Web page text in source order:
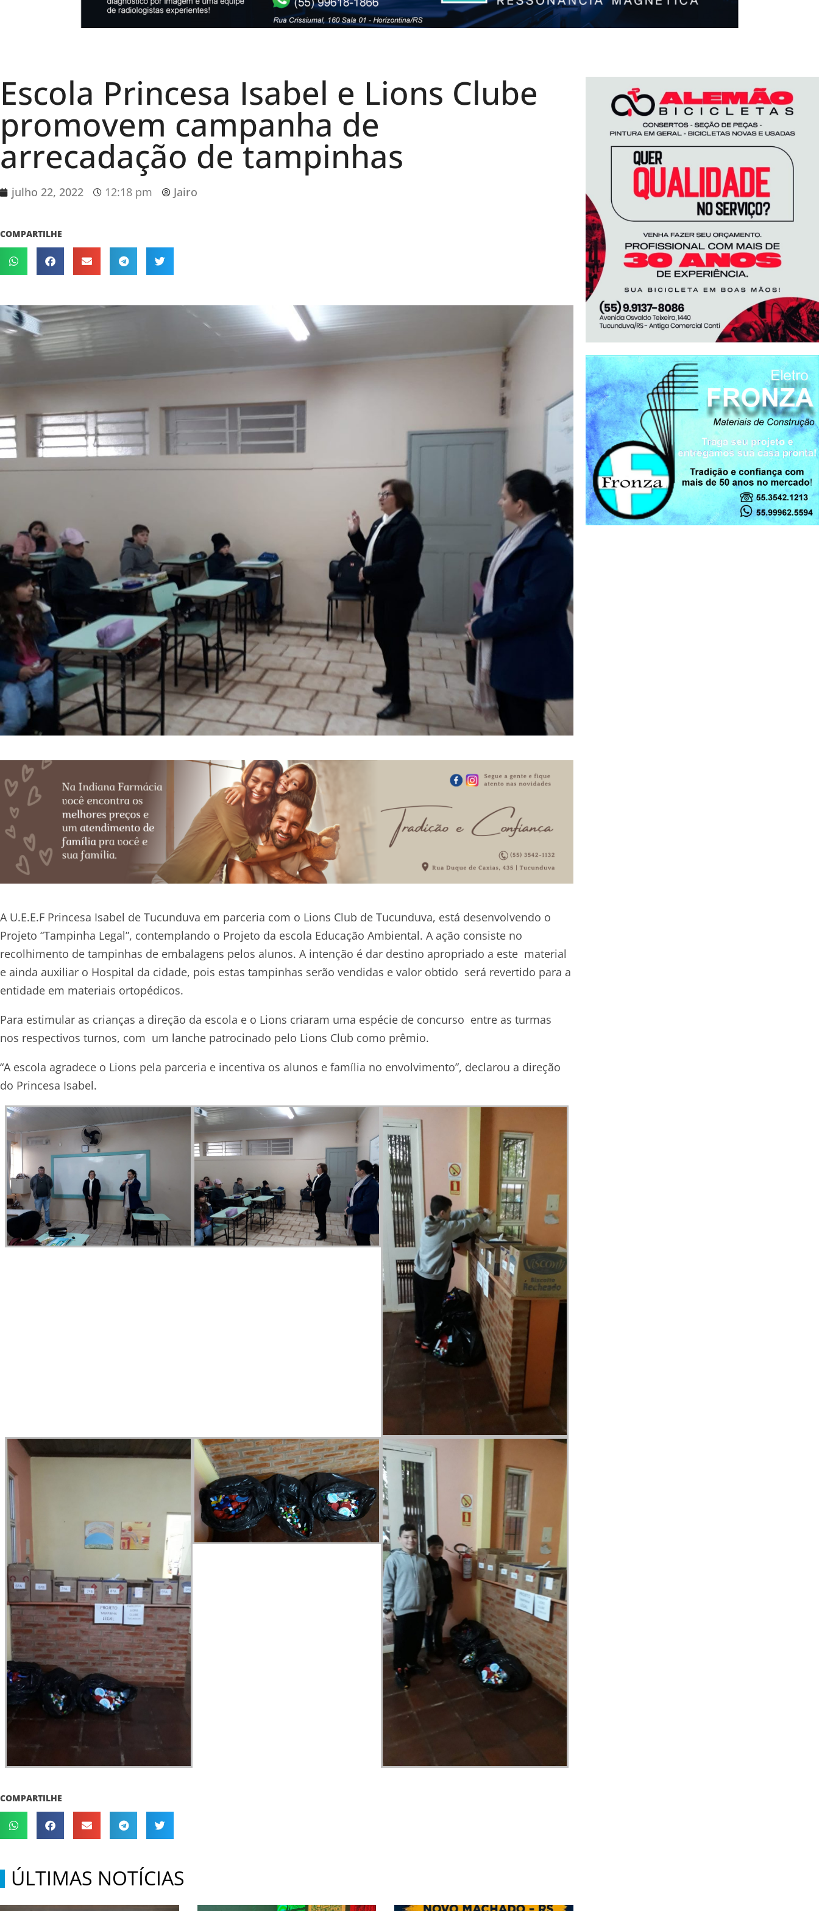
Escola Princesa Isabel e Lions Clube
promovem campanha de
arrecadação de tampinhas
julho 22, 2022 12:18 pm Jairo
COMPARTILHE
A U.E.E.F Princesa Isabel de Tucunduva em parceria com o Lions Club de Tucunduva, está desenvolvendo o
Projeto “Tampinha Legal”, contemplando o Projeto da escola Educação Ambiental. A ação consiste no
recolhimento de tampinhas de embalagens pelos alunos. A intenção é dar destino apropriado a este material
e ainda auxiliar o Hospital da cidade, pois estas tampinhas serão vendidas e valor obtido será revertido para a
entidade em materiais ortopédicos.
Para estimular as crianças a direção da escola e o Lions criaram uma espécie de concurso entre as turmas
nos respectivos turnos, com um lanche patrocinado pelo Lions Club como prêmio.
“A escola agradece o Lions pela parceria e incentiva os alunos e família no envolvimento”, declarou a direção
do Princesa Isabel.
COMPARTILHE
ÚLTIMAS NOTÍCIAS